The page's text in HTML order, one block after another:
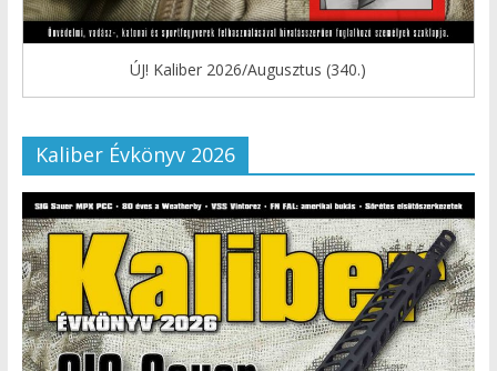
ÚJ! Kaliber 2026/Augusztus (340.)
Kaliber Évkönyv 2026